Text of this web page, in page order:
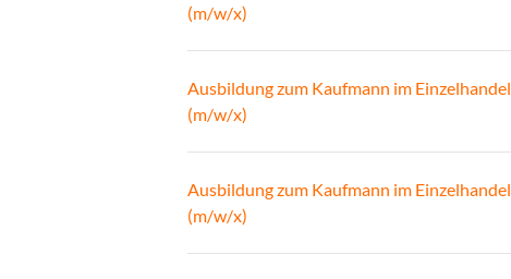
(m/w/x)
Ausbildung zum Kaufmann im Einzelhandel
(m/w/x)
Ausbildung zum Kaufmann im Einzelhandel
(m/w/x)